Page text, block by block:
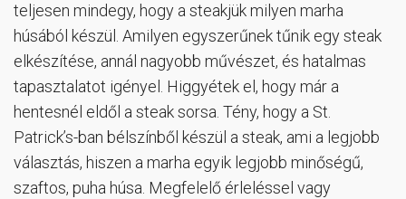
teljesen mindegy, hogy a steakjük milyen marha
húsából készül. Amilyen egyszerűnek tűnik egy steak
elkészítése, annál nagyobb művészet, és hatalmas
tapasztalatot igényel. Higgyétek el, hogy már a
hentesnél eldől a steak sorsa. Tény, hogy a St.
Patrick’s-ban bélszínből készül a steak, ami a legjobb
választás, hiszen a marha egyik legjobb minőségű,
szaftos, puha húsa. Megfelelő érleléssel vagy